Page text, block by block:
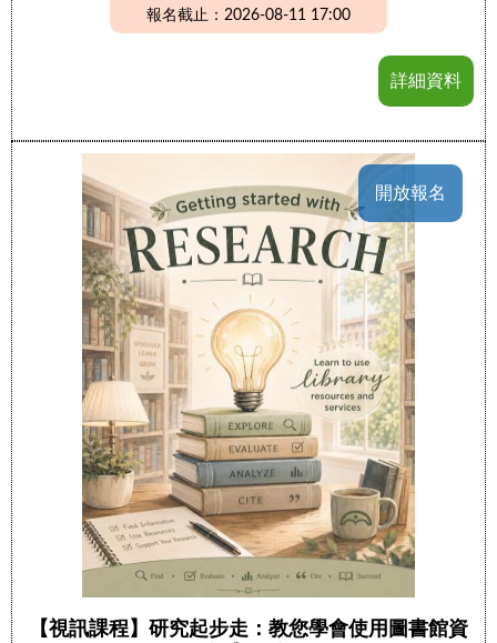
報名截止：2026-08-11 17:00
詳細資料
開放報名
【視訊課程】研究起步走：教您學會使用圖書館資